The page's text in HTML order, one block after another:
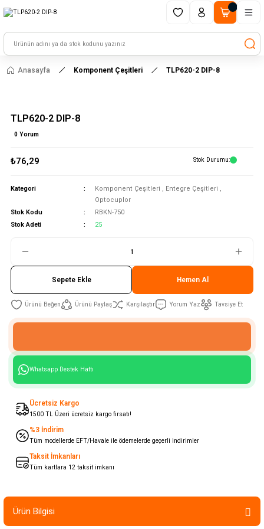
HAYAL ET - TASARLA - ÇALIŞTIR
Anasayfa Komponent Çeşitleri TLP620-2 DIP-8
TLP620-2 DIP-8
0 Yorum
₺76,29 Stok Durumu
Kategori Komponent Çeşitleri , Entegre Çeşitleri ,
Optocuplor
Stok Kodu
RBKN-750
Stok Adeti
25
Sepete Ekle Hemen Al
Ürünü Paylaş Karşılaştır Yorum Yaz Tavsiye Et
Whatsapp Destek Hattı
Ücretsiz Kargo
1500 TL Üzeri ücretsiz kargo fırsatı!
%3 İndirim
Tüm modellerde EFT/Havale ile ödemelerde geçerli indirimler
Taksit İmkanları
Tüm kartlara 12 taksit imkanı
Ürün Bilgisi